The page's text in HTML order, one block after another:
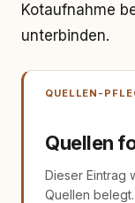
Kotaufnahme
unterbinden.
QUELLEN-
Quellen
Dieser Eintrag
Quellen